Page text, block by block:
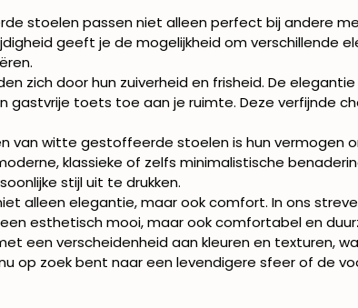
stoelen passen niet alleen perfect bij andere
geeft je de mogelijkheid om verschillende
zich door hun zuiverheid en frisheid. De
gastvrije toets toe aan je ruimte. Deze verfijnde
van witte gestoffeerde stoelen is hun vermogen
klassieke of zelfs minimalistische
stijl uit te drukken.
alleen elegantie, maar ook comfort. In ons
esthetisch mooi, maar ook comfortabel en
een verscheidenheid aan kleuren en texturen,
op zoek bent naar een levendigere sfeer of de